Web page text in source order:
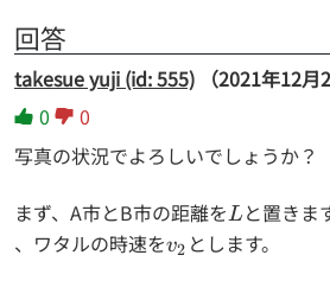
回答
takesue yuji (id: 555)
（2021年12月
0
0
写真の状況でよろしいでしょうか？
まず、A市とB市の距離を L
Lと置きま
、ワタルの時速をv_2
v2 とします。